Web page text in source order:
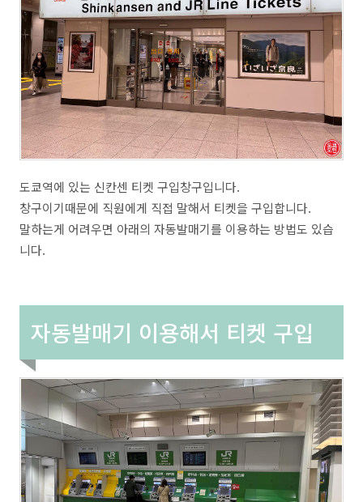
도쿄역에 있는 신칸센 티켓 구입창구입니다.
창구이기때문에 직원에게 직접 말해서 티켓을 구입합니다.
말하는게 어려우면 아래의 자동발매기를 이용하는 방법도 있습
니다.
자동발매기 이용해서 티켓 구입